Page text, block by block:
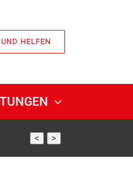
HELFEN
< >